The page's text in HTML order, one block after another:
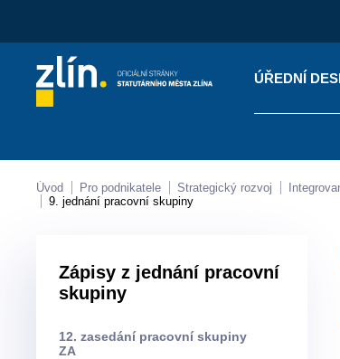
ÚŘEDNÍ
Kontakty
Úvod Pro podnikatele Strategický rozvoj
9. jednání pracovní skupiny
Zápisy z jednání pracovní
skupiny
12. zasedání pracovní skupiny
ZA